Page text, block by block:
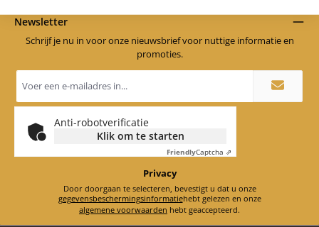
Newsletter
Schrijf je nu in voor onze nieuwsbrief voor nuttige informatie en
promoties.
E-
mailadres
Anti-robotverificatie
Klik om te starten
FriendlyCaptcha ⇗
Privacy
Door doorgaan te selecteren, bevestigt u dat u onze
gegevensbeschermingsinformatie
hebt gelezen en onze
algemene voorwaarden hebt geaccepteerd.